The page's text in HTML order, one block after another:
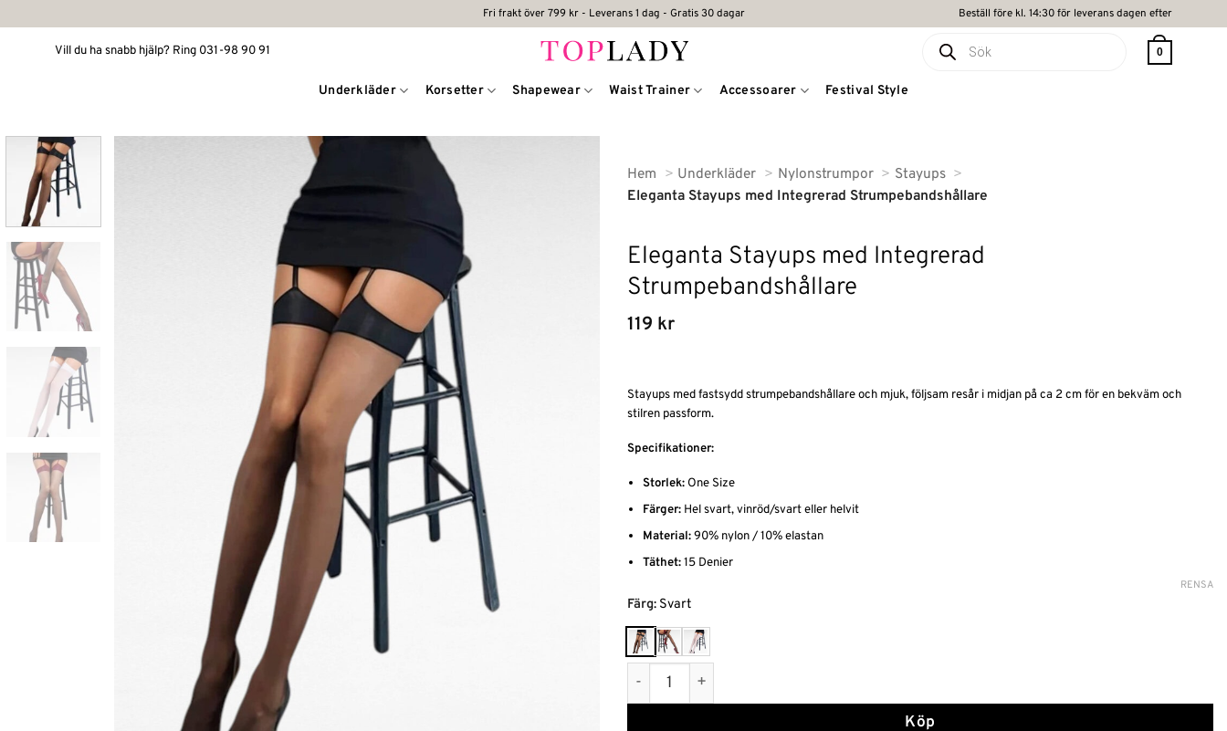
to
Fri frakt över 799 kr - Leverans 1 dag - Gratis 30 dagar Beställ före kl. 14:30 för leverans dagen efter
Vill du ha snabb hjälp? Ring 031-98 90 91 0
Underkläder Korsetter Shapewear Waist Trainer Accessoarer Festival Style
Hem Underkläder Nylonstrumpor
Stayups
Eleganta Stayups med Integrerad Strumpebandshållare
Eleganta Stayups med Integrerad
Strumpebandshållare
119 kr
Stayups med fastsydd strumpebandshållare och mjuk, följsam resår i midjan på ca 2 cm för en bekväm och
stilren passform.
Specifikationer:
Storlek: One Size
Färger: Hel svart, vinröd/svart eller helvit
Material:90% nylon / 10% elastan
Täthet:15 Denier
Färg: Svart
RENSA
Eleganta Stayups med Integrerad Strumpebandshållare mängd
Köp
Alternative: